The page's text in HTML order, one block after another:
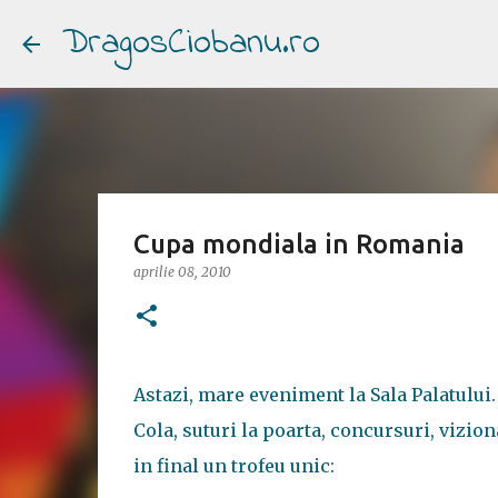
DragosCiobanu.ro
Cupa mondiala in Romania
aprilie 08, 2010
Astazi, mare eveniment la Sala
Cola, suturi la poarta, concursuri,
in final un trofeu unic: